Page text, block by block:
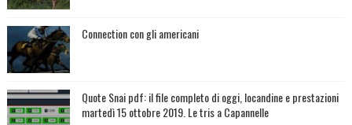
Connection con gli americani
Quote Snai pdf: il file completo di oggi, locandine e prestazioni
martedì 15 ottobre 2019. Le tris a Capannelle